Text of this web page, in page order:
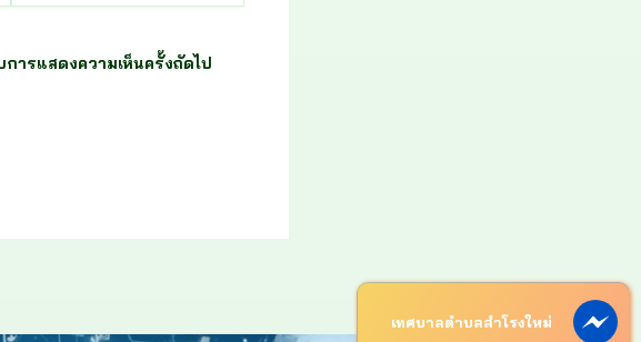
การแสดงความเห็นครั้งถัดไป
เทศบาลตำบลสำโรงใหม่